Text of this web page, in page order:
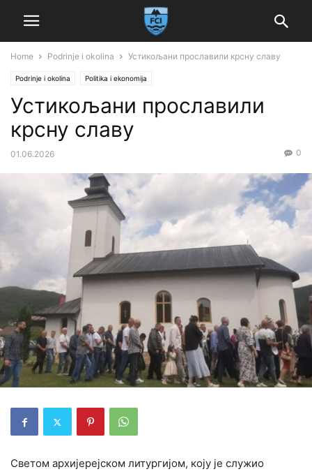
Home Podrinje i okolina Устикољани прославили крсну славу
Podrinje i okolina Politika i ekonomija
Устикољани прославили
крсну славу
01.06.2026 0
Светом архијерејском литургијом, коју је служио